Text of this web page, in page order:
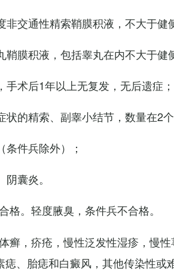
非交通性精索鞘膜积液，不大于健
鞘膜积液，包括睾丸在内不大于健
手术后1年以上无复发，无后遗症；
状的精索、副睾小结节，数量在2
条件兵除外）；
囊炎。
格。轻度腋臭，条件兵不合格。
癣，疥疮，慢性泛发性湿疹，慢
、胎痣和白癜风，其他传染性或